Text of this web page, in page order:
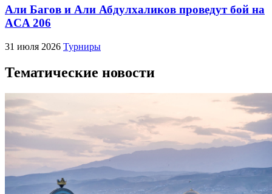
Али Багов и Али Абдулхаликов проведут бой на
ACA 206
31 июля 2026 Турниры
Тематические новости